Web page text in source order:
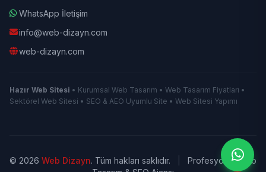
WhatsApp İletişim
info@web-dizayn.com
web-dizayn.com
Hazır Web Sitesi • Kurumsal Web Tasarım • Web Tasarım Fiyatları •
Sektörel Web Sitesi • SEO & AEO Uyumlu Site • Web Sitesi Yapımı
© 2026 Web Dizayn. Tüm hakları saklıdır.
Profesyonel Web